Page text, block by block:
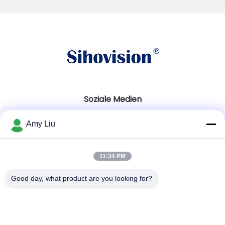
Soziale Medien
86-0755-23747569
Amy Liu
11:34 PM
Good day, what product are you looking for?